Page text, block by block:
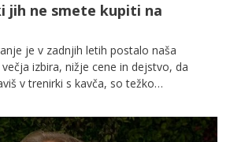
jih ne smete kupiti na
je v zadnjih letih postalo naša
izbira, nižje cene in dejstvo, da
v trenirki s kavča, so težko
čas in izdelek preverimo v